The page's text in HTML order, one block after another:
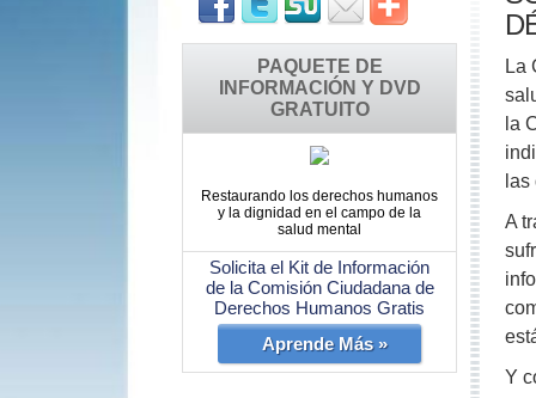
La
la
A
Y
PAQUETE DE
INFORMACIÓN Y DVD
GRATUITO
Restaurando los derechos humanos
y la dignidad en el campo de la
salud mental
Solicita el Kit de Información
de la Comisión Ciudadana de
Derechos Humanos Gratis
Aprende Más »